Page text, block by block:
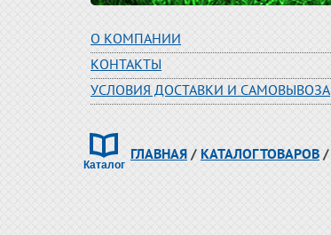
О КОМПАНИИ
КОНТАКТЫ
УСЛОВИЯ ДОСТАВКИ И САМОВЫВОЗА
ГЛАВНАЯ / КАТАЛОГ ТОВАРОВ /